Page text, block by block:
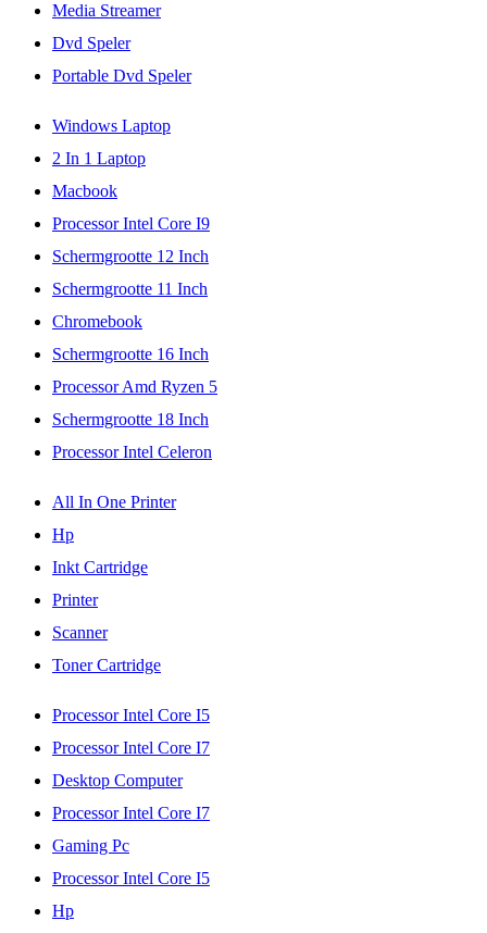
Media Streamer
Dvd Speler
Portable Dvd Speler
Windows Laptop
2 In 1 Laptop
Macbook
Processor Intel Core I9
Schermgrootte 12 Inch
Schermgrootte 11 Inch
Chromebook
Schermgrootte 16 Inch
Processor Amd Ryzen 5
Schermgrootte 18 Inch
Processor Intel Celeron
All In One Printer
Hp
Inkt Cartridge
Printer
Scanner
Toner Cartridge
Processor Intel Core I5
Processor Intel Core I7
Desktop Computer
Processor Intel Core I7
Gaming Pc
Processor Intel Core I5
Hp